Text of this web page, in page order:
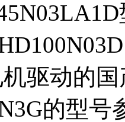
驱动的
的型号